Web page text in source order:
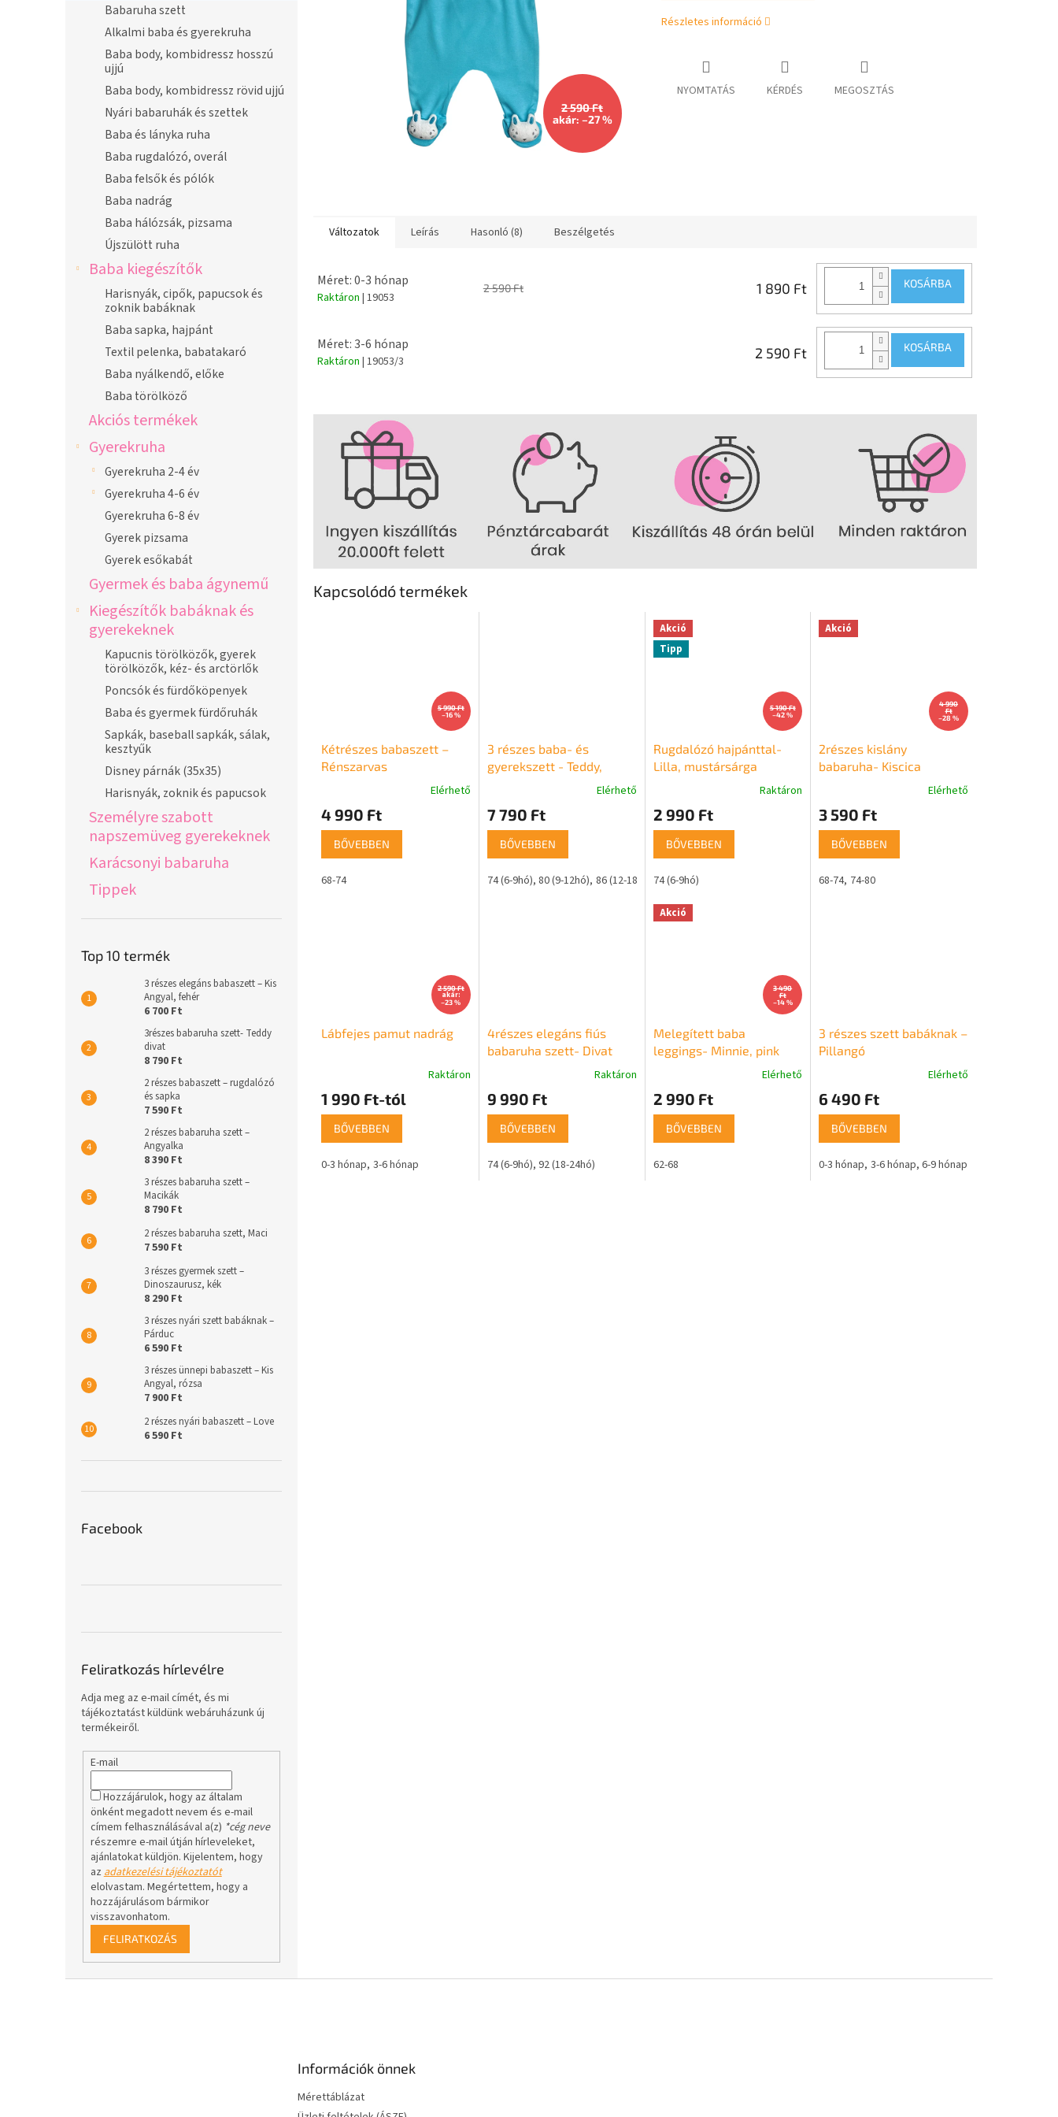
Babaruha szett
Alkalmi baba és gyerekruha
Baba body, kombidressz hosszú
ujjú
Baba body, kombidressz rövid ujjú
Nyári babaruhák és szettek
Baba és lányka ruha
Baba rugdalózó, overál
Baba felsők és pólók
Baba nadrág
Baba hálózsák, pizsama
Újszülött ruha
Baba kiegészítők
Harisnyák, cipők, papucsok és
zoknik babáknak
Baba sapka, hajpánt
Textil pelenka, babatakaró
Baba nyálkendő, előke
Baba törölköző
Akciós termékek
Gyerekruha
Gyerekruha 2-4 év
Gyerekruha 4-6 év
Gyerekruha 6-8 év
Gyerek pizsama
Gyerek esőkabát
Gyermek és baba ágynemű
Kiegészítők babáknak és
gyerekeknek
Kapucnis törölközők, gyerek
törölközők, kéz- és arctörlők
Poncsók és fürdőköpenyek
Baba és gyermek fürdőruhák
Sapkák, baseball sapkák, sálak,
kesztyűk
Disney párnák (35x35)
Harisnyák, zoknik és papucsok
Személyre szabott
napszemüveg gyerekeknek
Karácsonyi babaruha
Tippek
Top 10 termék
3 részes elegáns babaszett – Kis
Angyal, fehér
6 700 Ft
3részes babaruha szett- Teddy
divat
8 790 Ft
2 részes babaszett – rugdalózó
és sapka
7 590 Ft
2 részes babaruha szett –
Angyalka
8 390 Ft
3 részes babaruha szett –
Macikák
8 790 Ft
2 részes babaruha szett, Maci
7 590 Ft
3 részes gyermek szett –
Dinoszaurusz, kék
8 290 Ft
3 részes nyári szett babáknak –
Párduc
6 590 Ft
3 részes ünnepi babaszett – Kis
Angyal, rózsa
7 900 Ft
2 részes nyári babaszett – Love
6 590 Ft
Facebook
Feliratkozás hírlevélre
Adja meg az e-mail címét, és mi
tájékoztatást küldünk webáruházunk új
termékeiről.
E-mail
Hozzájárulok, hogy az általam
önként megadott nevem és e-mail
címem felhasználásával a(z) *cég neve
részemre e-mail útján hírleveleket,
ajánlatokat küldjön. Kijelentem, hogy
azadatkezelési tájékoztatót
elolvastam. Megértettem, hogy a
hozzájárulásom bármikor
visszavonhatom.
FELIRATKOZÁS
2 590 Ft
akár: –27 %
Részletes információ
NYOMTATÁS KÉRDÉS MEGOSZTÁS
Kapcsolódó termékek
5 990 Ft
–16 %
Kétrészes babaszett –
Rénszarvas
Elérhető
4 990 Ft
BŐVEBBEN
68-74
3 részes baba- és
gyerekszett - Teddy,
Elérhető
7 790 Ft
BŐVEBBEN
74 (6-9hó) 80 (9-12hó) 86 (12-18hó)
Akció
Tipp
5 190 Ft
–42 %
Rugdalózó hajpánttal-
Lilla, mustársárga
termék
átlagos
értékelése
5,0
Raktáron
2 990 Ft
BŐVEBBEN
74 (6-9hó)
Akció
4 990
Ft
–28 %
2részes kislány
babaruha- Kiscica
termék
átlagos
értékelése
5,0
Elérhető
3 590 Ft
BŐVEBBEN
68-74 74-80
2 590 Ft
akár:
–23 %
Lábfejes pamut nadrág
Raktáron
1 990 Ft-tól
BŐVEBBEN
0-3 hónap 3-6 hónap
4részes elegáns fiús
babaruha szett- Divat
Raktáron
9 990 Ft
BŐVEBBEN
74 (6-9hó) 92 (18-24hó)
Akció
3 490
Ft
–14 %
Melegített baba
leggings- Minnie, pink
Elérhető
2 990 Ft
BŐVEBBEN
62-68
3 részes szett babáknak –
Pillangó
Elérhető
6 490 Ft
BŐVEBBEN
0-3 hónap 3-6 hónap 6-9 hónap
Változatok Leírás Hasonló (8) Beszélgetés
Méret: 0-3 hónap
Raktáron | 19053
2 590 Ft 1 890 Ft KOSÁRBA
Méret: 3-6 hónap
Raktáron | 19053/3
2 590 Ft KOSÁRBA
Információk önnek
Mérettáblázat